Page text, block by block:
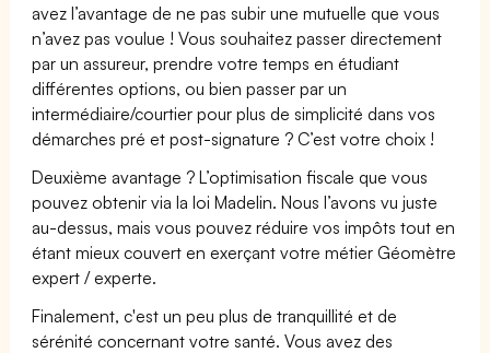
avez l’avantage de ne pas subir une mutuelle que vous
n’avez pas voulue ! Vous souhaitez passer directement
par un assureur, prendre votre temps en étudiant
différentes options, ou bien passer par un
intermédiaire/courtier pour plus de simplicité dans vos
démarches pré et post-signature ? C’est votre choix !
Deuxième avantage ? L’optimisation fiscale que vous
pouvez obtenir via la loi Madelin. Nous l’avons vu juste
au-dessus, mais vous pouvez réduire vos impôts tout en
étant mieux couvert en exerçant votre métier Géomètre
expert / experte.
Finalement, c'est un peu plus de tranquillité et de
sérénité concernant votre santé. Vous avez des